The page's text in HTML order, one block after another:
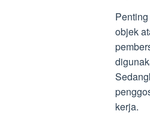
objek
kerja.